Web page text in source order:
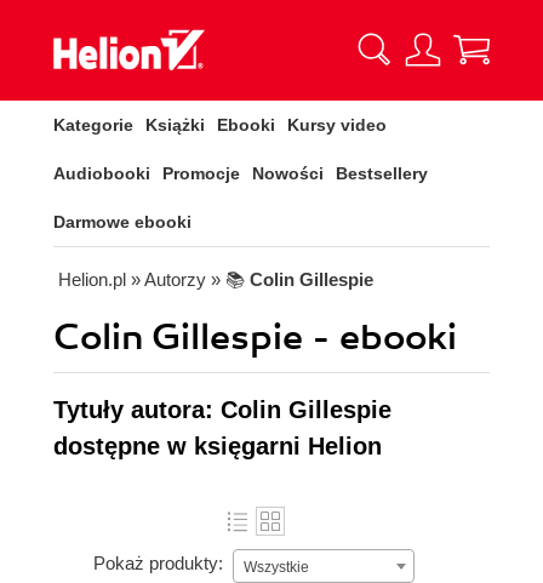
Kategorie Książki Ebooki Kursy video
Audiobooki Promocje Nowości Bestsellery
Darmowe ebooki
Helion.pl » Autorzy » 📚 Colin Gillespie
Colin Gillespie - ebooki
Tytuły autora: Colin Gillespie
dostępne w księgarni Helion
Pokaż produkty: Wszystkie